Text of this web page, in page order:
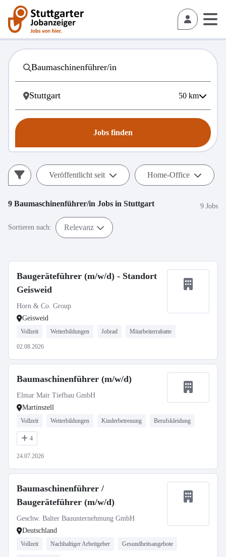
50 km
Jobs finden
Veröffentlicht seit Home-Office
9 Baumaschinenführer/in Jobs in Stuttgart 9 Jobs
Sortieren nach: Relevanz
Baugeräteführer (m/w/d) - Standort
Geisweid
Horn & Co. Group
Geisweid
Vollzeit Weiterbildungen Jobrad Mitarbeiterrabatte
02.08.2026
Baumaschinenführer (m/w/d)
Elmar Mair Tiefbau GmbH
Martinszell
Vollzeit Weiterbildungen Kinderbetreuung Berufskleidung
4
24.07.2026
Baumaschinenführer /
Baugeräteführer (m/w/d)
Geschw. Balter Bauunternehmung GmbH
Deutschland
Vollzeit Nachhaltiger Arbeitgeber Gesundheitsangebote